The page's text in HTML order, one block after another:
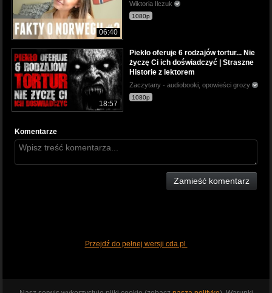
06:40
Wiktoria Ilczuk
1080p
18:57
Piekło oferuje 6 rodzajów tortur... Nie
życzę Ci ich doświadczyć | Straszne
Historie z lektorem
Zaczytany - audiobooki, opowieści grozy
1080p
Komentarze
Zamieść komentarz
Przejdź do pełnej wersji cda.pl